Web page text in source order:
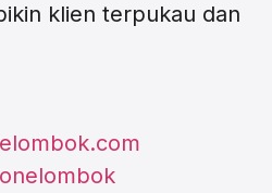
klien terpukau dan